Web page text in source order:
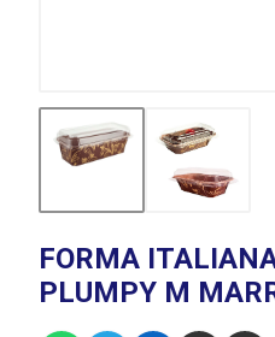
FORMA
PLUMPY M